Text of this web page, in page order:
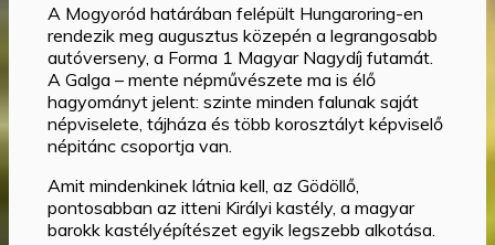
A Mogyoród határában felépült Hungaroring-en
rendezik meg augusztus közepén a legrangosabb
autóverseny, a Forma 1 Magyar Nagydíj futamát.
A Galga – mente népművészete ma is élő
hagyományt jelent: szinte minden falunak saját
népviselete, tájháza és több korosztályt képviselő
népitánc csoportja van.
Amit mindenkinek látnia kell, az Gödöllő,
pontosabban az itteni Királyi kastély, a magyar
barokk kastélyépítészet egyik legszebb alkotása.